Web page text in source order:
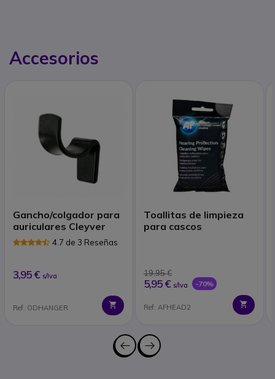
Accesorios
Gancho/colgador para
auriculares Cleyver
4.7 de 3 Reseñas
3,95 € s/Iva
Ref: ODHANGER
Toallitas de limpieza
para cascos
19,95 €
5,95 € s/Iva -70%
Ref: AFHEAD2